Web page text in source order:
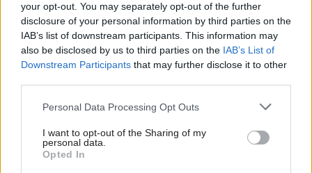
your opt-out. You may separately opt-out of the further
disclosure of your personal information by third parties on the
IAB’s list of downstream participants. This information may
also be disclosed by us to third parties on the IAB’s List of
Downstream Participants that may further disclose it to other
Please note that this website/app uses one or more Google
not limited to your visit or usage behaviour. You may click to
grant or deny consent to Google and its third-party tags to
use your data for below specified purposes in below Google
Personal Data Processing Opt Outs
I want to opt-out of the Sharing of my
personal data.
Opted In
Vzlínajúca vlhkosť zvyčajne začína v pivnici. Čo
s ňou, keď ju zbadáme?